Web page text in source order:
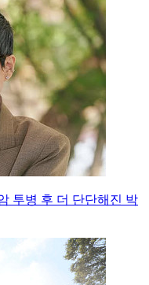
투병 후 더 단단해진 박